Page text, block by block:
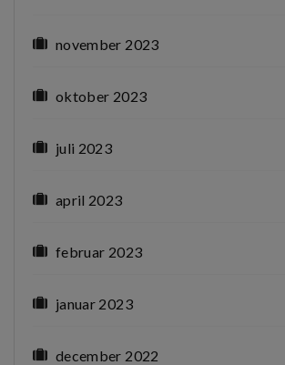
november 2023
oktober 2023
juli 2023
april 2023
februar 2023
januar 2023
december 2022